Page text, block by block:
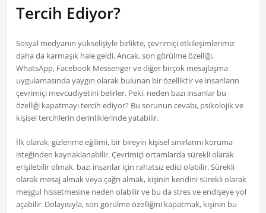
Tercih Ediyor?
Sosyal medyanın yükselişiyle birlikte, çevrimiçi etkileşimlerimiz
daha da karmaşık hale geldi. Ancak, son görülme özelliği,
WhatsApp, Facebook Messenger ve diğer birçok mesajlaşma
uygulamasında yaygın olarak bulunan bir özelliktir ve insanların
çevrimiçi mevcudiyetini belirler. Peki, neden bazı insanlar bu
özelliği kapatmayı tercih ediyor? Bu sorunun cevabı, psikolojik ve
kişisel tercihlerin derinliklerinde yatabilir.
İlk olarak, gizlenme eğilimi, bir bireyin kişisel sınırlarını koruma
isteğinden kaynaklanabilir. Çevrimiçi ortamlarda sürekli olarak
erişilebilir olmak, bazı insanlar için rahatsız edici olabilir. Sürekli
olarak mesaj almak veya çağrı almak, kişinin kendini sürekli olarak
meşgul hissetmesine neden olabilir ve bu da stres ve endişeye yol
açabilir. Dolayısıyla, son görülme özelliğini kapatmak, kişinin bu